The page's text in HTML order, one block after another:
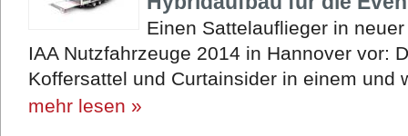
Einen Sattelauflieger in
IAA Nutzfahrzeuge 2014 in Hannover vor:
Koffersattel und Curtainsider in einem und
mehr lesen »